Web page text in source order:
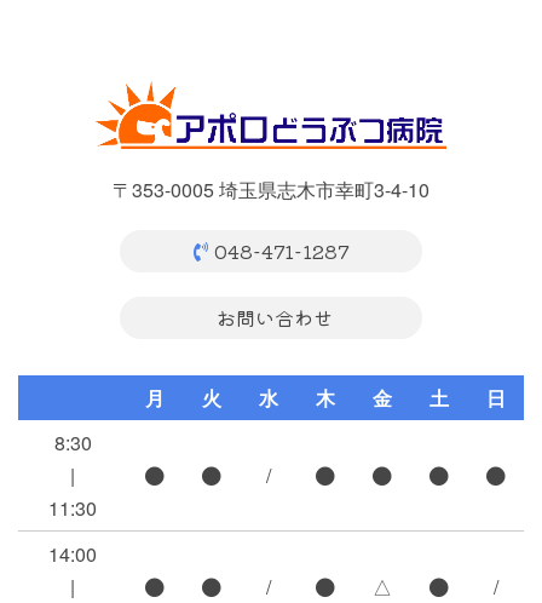
〒353-0005 埼玉県志木市幸町3-4-10
048-471-1287
お問い合わせ
月 火 水 木 金 土
日
8:30
|
11:30
/
14:00
|
/ △ /